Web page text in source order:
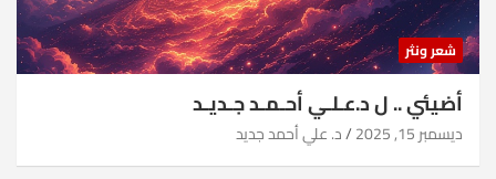
شعر ونثر
أضيئي .. ل د.عـلـي أحـمـد جـديـد
ديسمبر 15, 2025 د. علي أحمد جديد